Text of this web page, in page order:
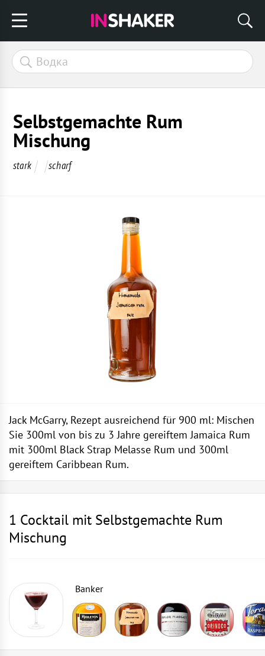
Selbstgemachte Rum
Mischung
stark scharf
Jack McGarry, Rezept ausreichend für 900 ml: Mischen
Sie 300ml von bis zu 3 Jahre gereiftem Jamaica Rum
mit 300ml Black Strap Melasse Rum und 300ml
gereiftem Caribbean Rum.
1 Cocktail mit Selbstgemachte Rum
Mischung
Banker